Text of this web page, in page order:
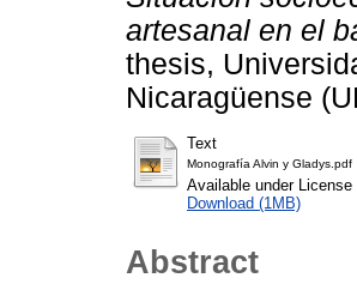
artesanal en el
thesis,
Nicaragüense
Text
Monografía Alvin y Gladys.pdf
Available under License
Download (1MB)
Abstract